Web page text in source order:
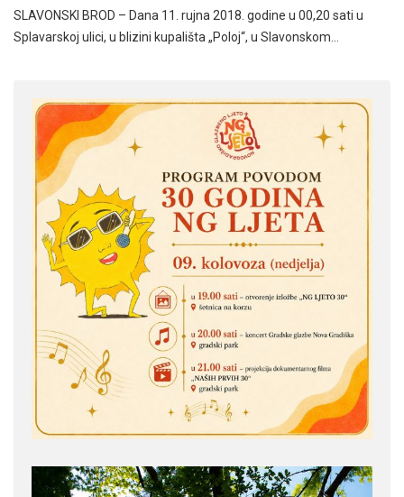
SLAVONSKI BROD – Dana 11. rujna 2018. godine u 00,20 sati u
Splavarskoj ulici, u blizini kupališta „Poloj“, u Slavonskom…